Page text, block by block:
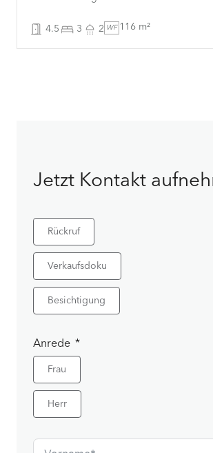
4.5 3 2 WF 116 m²
Jetzt Kontakt
Rückruf
Verkaufsdoku
Besichtigung
Anrede
Frau
Herr